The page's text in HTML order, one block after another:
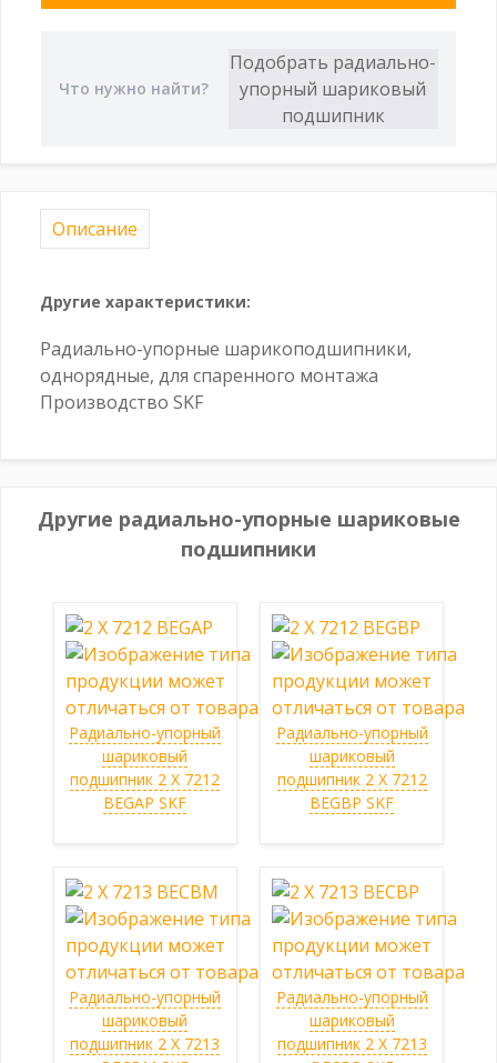
Описание
Другие характеристики:
Радиально-упорные шарикоподшипники,
однорядные, для спаренного монтажа
Производство SKF
Другие радиально-упорные шариковые
подшипники
Радиально-упорный
шариковый
подшипник 2 X 7212
BEGAP SKF
Радиально-упорный
шариковый
подшипник 2 X 7212
BEGBP SKF
Радиально-упорный
шариковый
подшипник 2 X 7213
Радиально-упорный
шариковый
подшипник 2 X 7213